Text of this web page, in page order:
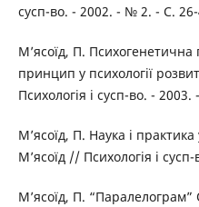
сусп-во. - 2002. - № 2. - С.
М’ясоїд, П.
принцип у психології
Психологія і сусп-во. -
М’ясоїд, П. Наука і
М’ясоїд // Психологія і
М’ясоїд, П.